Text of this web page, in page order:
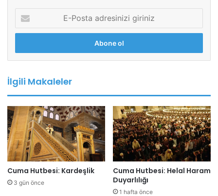
P
s
a
d
r
e
s
i
n
i
g
İlgili Makaleler
Cuma Hutbesi: Kardeşlik
3 gün önce
Cuma Hutbesi: Helal Haram
Duyarlılığı
1 hafta önce